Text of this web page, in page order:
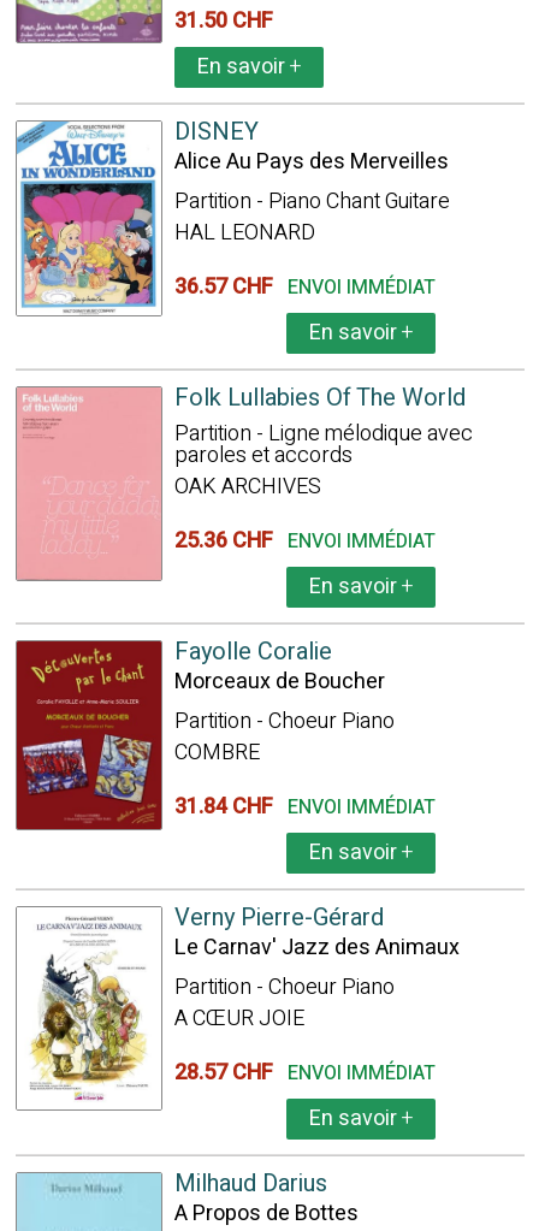
31.50 CHF
En savoir+
DISNEY
Alice Au Pays des Merveilles
Partition - Piano Chant Guitare
HAL LEONARD
36.57 CHF ENVOI IMMÉDIAT
En savoir+
Folk Lullabies Of The World
Partition - Ligne mélodique avec
paroles et accords
OAK ARCHIVES
25.36 CHF ENVOI IMMÉDIAT
En savoir+
Fayolle Coralie
Morceaux de Boucher
Partition - Choeur Piano
COMBRE
31.84 CHF ENVOI IMMÉDIAT
En savoir+
Verny Pierre-Gérard
Le Carnav' Jazz des Animaux
Partition - Choeur Piano
A CŒUR JOIE
28.57 CHF ENVOI IMMÉDIAT
En savoir+
Milhaud Darius
A Propos de Bottes